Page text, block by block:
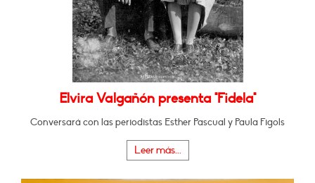
Elvira Valgañón presenta "Fidela"
Conversará con las periodistas Esther Pascual y Paula Figols
Leer más...